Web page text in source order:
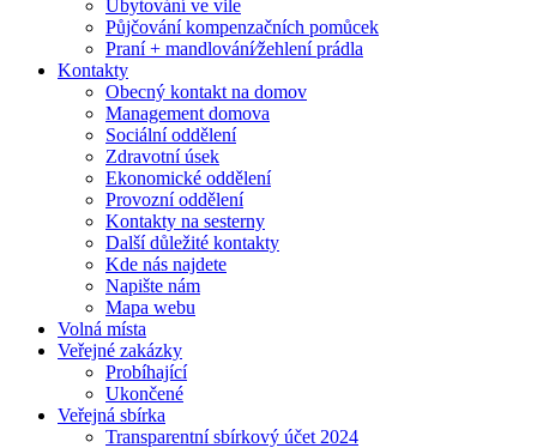
Ubytování ve vile
Půjčování kompenzačních pomůcek
Praní + mandlování⁄žehlení prádla
Kontakty
Obecný kontakt na domov
Management domova
Sociální oddělení
Zdravotní úsek
Ekonomické oddělení
Provozní oddělení
Kontakty na sesterny
Další důležité kontakty
Kde nás najdete
Napište nám
Mapa webu
Volná místa
Veřejné zakázky
Probíhající
Ukončené
Veřejná sbírka
Transparentní sbírkový účet 2024